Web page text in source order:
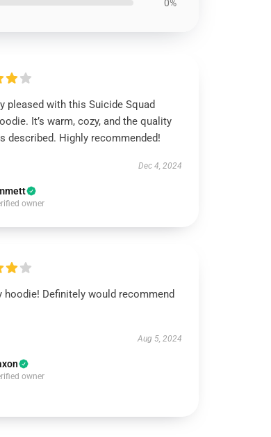
0%
pleased with this Suicide Squad
It’s warm, cozy, and the quality
described. Highly recommended!
Dec 4, 2024
owner
hoodie! Definitely would recommend
Aug 5, 2024
owner